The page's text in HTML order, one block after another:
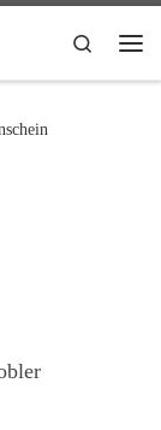
Search